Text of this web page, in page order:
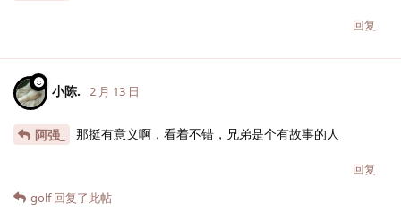
回复
小陈. 2 月 13 日
阿强_ 那挺有意义啊，看着不错，兄弟是个有故事的人
回复
golf回复了此帖